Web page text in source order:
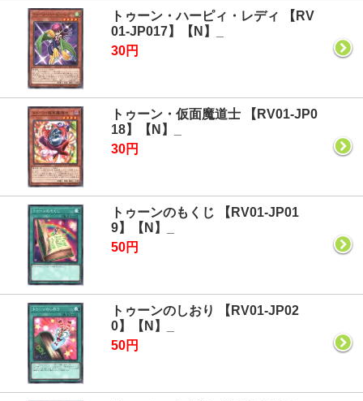
トゥーン・ハーピィ・レディ 【RV
01-JP017】【N】_
30円
トゥーン・仮面魔道士 【RV01-JP0
18】【N】_
30円
トゥーンのもくじ 【RV01-JP01
9】【N】_
50円
トゥーンのしおり 【RV01-JP02
0】【N】_
50円